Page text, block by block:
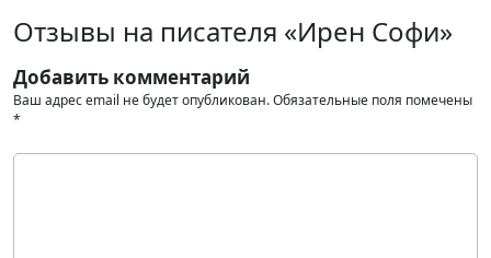
Отзывы на писателя «Ирен Софи»
Добавить комментарий
Ваш адрес email не будет опубликован.Обязательные поля помечены
*